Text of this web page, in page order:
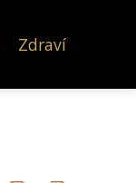
Zdraví